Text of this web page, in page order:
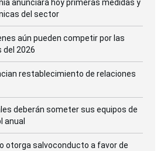
anunciará hoy primeras medidas y
del sector
aún pueden competir por las
del 2026
restablecimiento de relaciones
deberán someter sus equipos de
anual
otorga salvoconducto a favor de